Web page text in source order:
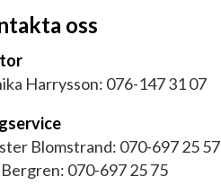
oss
Harrysson: 076-147 31 07
Blomstrand: 070-697 25 57
070-697 25 75